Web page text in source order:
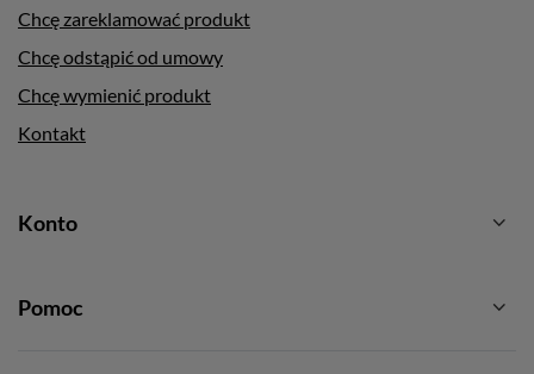
Chcę zareklamować produkt
Chcę odstąpić od umowy
Chcę wymienić produkt
Kontakt
Konto
Pomoc